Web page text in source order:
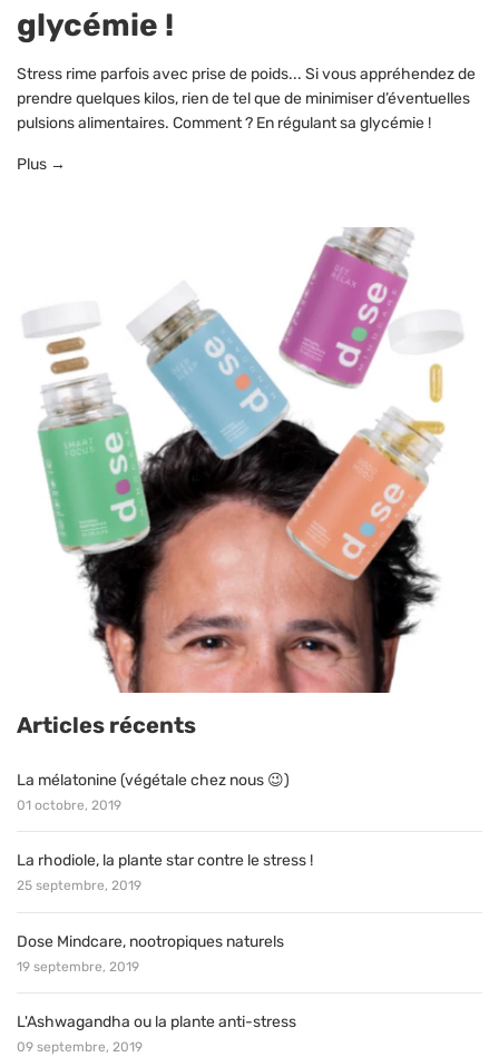
glycémie !
Stress rime parfois avec prise de poids... Si vous appréhendez de
prendre quelques kilos, rien de tel que de minimiser d’éventuelles
pulsions alimentaires. Comment ? En régulant sa glycémie !
Plus →
Articles récents
La mélatonine (végétale chez nous 😉)
01 octobre, 2019
La rhodiole, la plante star contre le stress !
25 septembre, 2019
Dose Mindcare, nootropiques naturels
19 septembre, 2019
L'Ashwagandha ou la plante anti-stress
09 septembre, 2019